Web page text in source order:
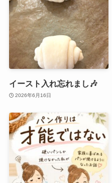
イースト入れ忘れまし🎶
2026年6月16日